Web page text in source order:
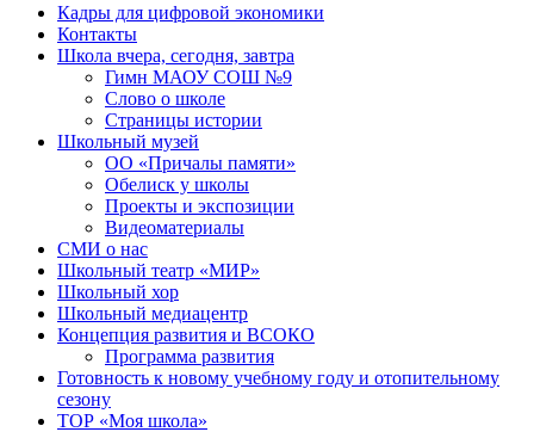
Кадры для цифровой экономики
Контакты
Школа вчера, сегодня, завтра
Гимн МАОУ СОШ №9
Слово о школе
Страницы истории
Школьный музей
ОО «Причалы памяти»
Обелиск у школы
Проекты и экспозиции
Видеоматериалы
СМИ о нас
Школьный театр «МИР»
Школьный хор
Школьный медиацентр
Концепция развития и ВСОКО
Программа развития
Готовность к новому учебному году и отопительному
сезону
ТОР «Моя школа»